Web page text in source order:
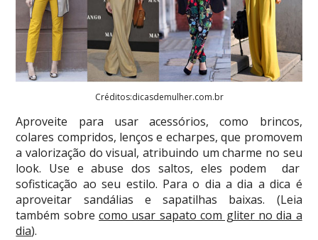
Créditos:dicasdemulher.com.br
Aproveite para usar acessórios, como brincos,
colares compridos, lenços e echarpes, que promovem
a valorização do visual, atribuindo um charme no seu
look. Use e abuse dos saltos, eles podem dar
sofisticação ao seu estilo. Para o dia a dia a dica é
aproveitar sandálias e sapatilhas baixas. (Leia
também sobrecomo usar sapato com gliter no dia a
dia).